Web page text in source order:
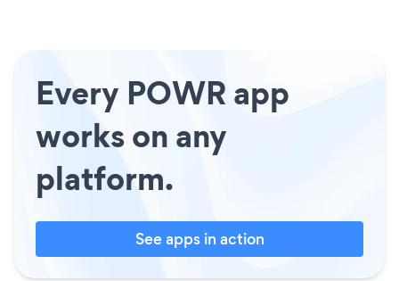
Every POWR app
works on any
platform.
See apps in action